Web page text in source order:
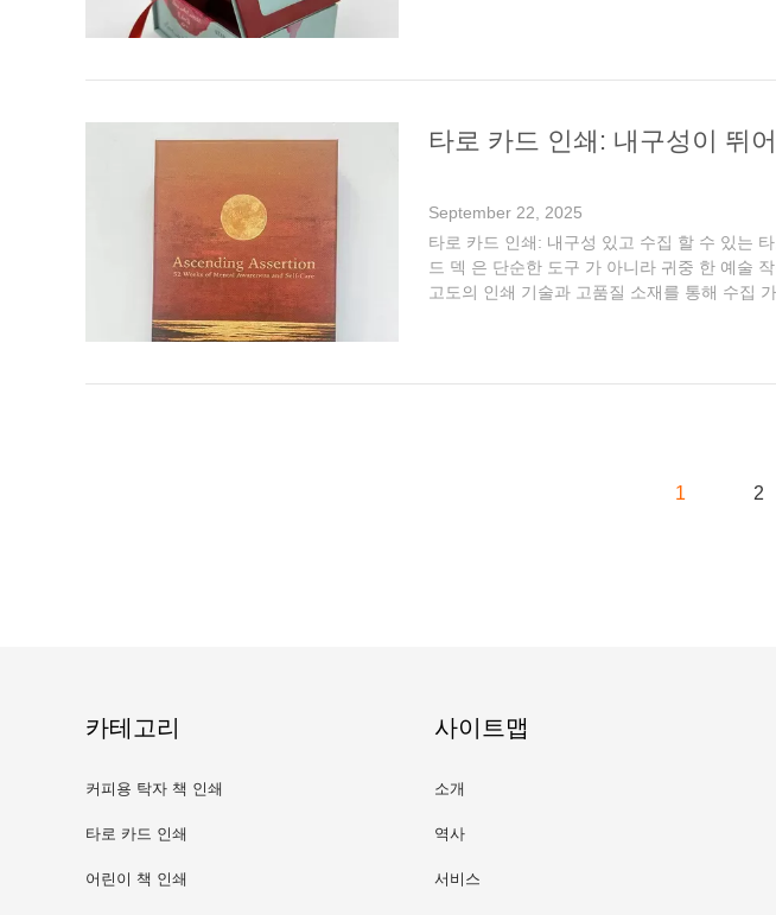
타로 카드 인쇄: 내구성이 뛰
September 22, 2025
타로 카드 인쇄: 내구성 있고 수집 할 수 있는
드 덱 은 단순한 도구 가 아니라 귀중 한 예술
고도의 인쇄 기술과 고품질 소재를 통해 수집
1 2
카테고리
커피용 탁자 책 인쇄
타로 카드 인쇄
어린이 책 인쇄
사이트맵
소개
역사
서비스